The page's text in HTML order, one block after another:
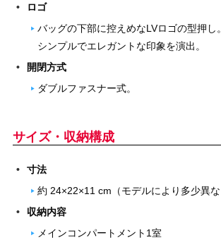
ロゴ
バッグの下部に控えめなLVロゴの型押し
シンプルでエレガントな印象を演出。
開閉方式
ダブルファスナー式。
サイズ・収納構成
寸法
約 24×22×11 cm（モデルにより多少異な
収納内容
メインコンパートメント1室